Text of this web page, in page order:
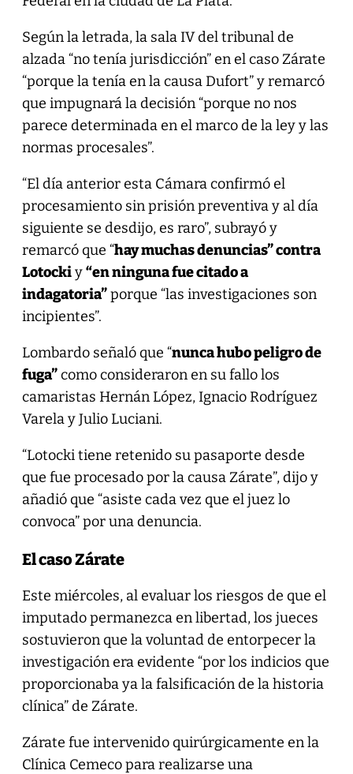
Según la letrada, la sala IV del tribunal de
alzada “no tenía jurisdicción” en el caso Zárate
“porque la tenía en la causa Dufort” y remarcó
que impugnará la decisión “porque no nos
parece determinada en el marco de la ley y las
normas procesales”.
“El día anterior esta Cámara confirmó el
procesamiento sin prisión preventiva y al día
siguiente se desdijo, es raro”, subrayó y
remarcó que “hay muchas denuncias” contra
Lotockiy“en ninguna fue citado a
indagatoria”porque “las investigaciones son
incipientes”.
Lombardo señaló que “nunca hubo peligro de
fuga”como consideraron en su fallo los
camaristas Hernán López, Ignacio Rodríguez
Varela y Julio Luciani.
“Lotocki tiene retenido su pasaporte desde
que fue procesado por la causa Zárate”, dijo y
añadió que “asiste cada vez que el juez lo
convoca” por una denuncia.
El caso Zárate
Este miércoles, al evaluar los riesgos de que el
imputado permanezca en libertad, los jueces
sostuvieron que la voluntad de entorpecer la
investigación era evidente “por los indicios que
proporcionaba ya la falsificación de la historia
clínica” de Zárate.
Zárate fue intervenido quirúrgicamente en la
Clínica Cemeco para realizarse una